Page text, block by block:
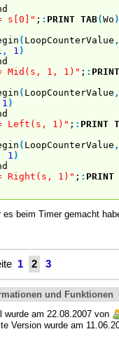
s[0]" ; : PRINT TAB(Wo )
( LoopCounterValue ,
, 1 )
Mid(s, 1, 1)" ; : PRINT
( LoopCounterValue ,
1 )
Left(s, 1)" ; : PRINT
( LoopCounterValue ,
1 )
Right(s, 1)" ; : PRINT
es beim Timer gemacht
1 2 3
und Funktionen
wurde am 22.08.2007 von
Version wurde am